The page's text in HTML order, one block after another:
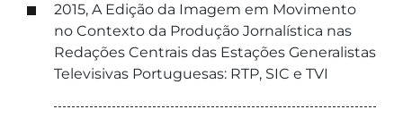
2015, A Edição da Imagem em Movimento
no Contexto da Produção Jornalística nas
Redações Centrais das Estações Generalistas
Televisivas Portuguesas: RTP, SIC e TVI